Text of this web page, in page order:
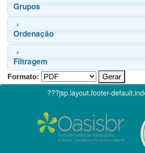
Grupos
Ordenação
Filtragem
Formato:
???jsp.layout.footer-